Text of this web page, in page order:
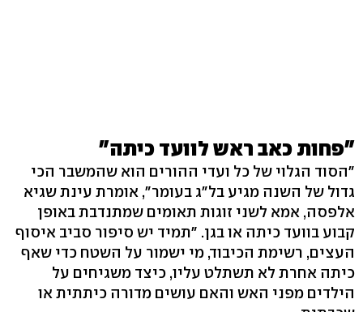
"פחות כאב ראש לוועד כיתה"
"הסוד הגלוי של כל ועדי ההורים הוא שהמשבר הכי
גדול של השנה מגיע בל"ג בעומר", אומרת עינת שגיא
אלפסה, אמא לשני זוגות תאומים שמתנדבת באופן
קבוע בוועד כיתה או בגן. "תמיד יש סיפור סביב איסוף
העצים, רשימת הכיבוד, מי ישמור על השטח כדי שאף
כיתה אחרת לא תשתלט עליו, כיצד משגיחים על
הילדים מפני האש והאם עושים מדורה כיתתית או